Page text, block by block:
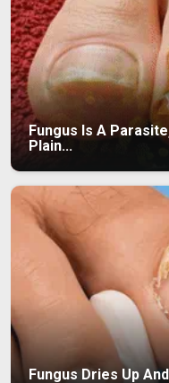
Fungus Is A
Plain...
Fungus Dries Up